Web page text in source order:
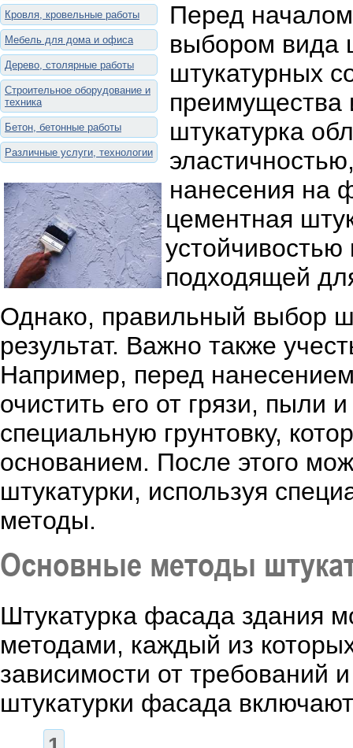
Кровля, кровельные работы
Мебель для дома и офиса
Дерево, столярные работы
Строительное оборудование и
техника
Бетон, бетонные работы
Различные услуги, технологии
Перед
выбором вида
штукатурных
преимущества
штукатурка
нанесения на
цементная
устойчивостью
подходящей
Однако, правильный выбор
результат. Важно также
Например, перед
очистить его от грязи, пыли
специальную грунтовку,
основанием. После этого
штукатурки, используя
методы.
Основные методы
Штукатурка фасада здания
методами, каждый из
зависимости от требований
штукатурки фасада